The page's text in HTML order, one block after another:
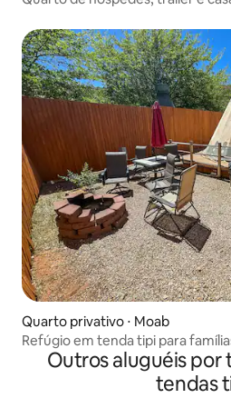
Quarto privativo ⋅ Moab
Refúgio em tenda tipi para
Outros aluguéis
tendas